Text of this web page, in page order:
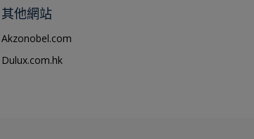
其他網站
Akzonobel.com
Dulux.com.hk